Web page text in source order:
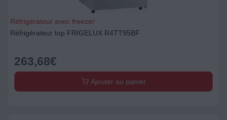
Réfrigérateur avec freezer
Réfrigérateur top FRIGELUX R4TT95BF
263,68€
Ajouter au panier